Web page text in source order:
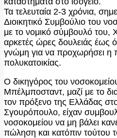
Τα τελευταία 2-3 χρόνια,
Διοικητικό Συμβούλιο του
με το νομικό σύμβουλό του,
αρκετές ώρες δουλειάς έως
γνώμη για να προχωρήσει η
πολυκατοικίας.
Ο δικηγόρος του
Μπέλμποσταντ, μαζί με το
τον πρόξενο της Ελλάδας
Σγουρόπουλο, είχαν
νοσοκομείου να μη βάλει
πώληση και κατόπιν τούτου